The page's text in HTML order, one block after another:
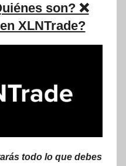
son? ❌
XLNTrade?
todo lo que debes